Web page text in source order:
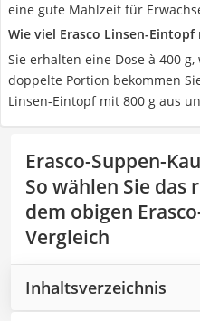
eine gute Mahlzeit für
Wie viel Erasco Linsen-
Sie erhalten eine Dose à 400
doppelte Portion bekommen
Linsen-Eintopf mit 800 g aus
Erasco-Suppen-
So wählen Sie das
dem obigen
Vergleich
Inhaltsverzeichnis